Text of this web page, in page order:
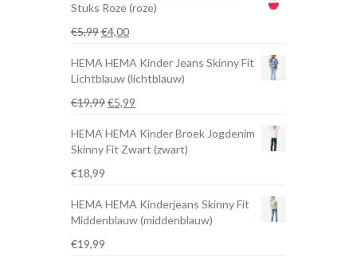
€19,99.€6,00.
Stuks Roze (roze)
€5,99Oorspronkelijke
was:
€5,99.
€4,00Huidige
is:
€4,00.
HEMA HEMA Kinder Jeans Skinny Fit
Lichtblauw (lichtblauw)
€19,99Oorspronkelijke
was:
€19,99.
€5,99
is:
€5,99.
HEMA HEMA Kinder Broek Jogdenim
Skinny Fit Zwart (zwart)
€18,99
HEMA HEMA Kinderjeans Skinny Fit
Middenblauw (middenblauw)
€19,99